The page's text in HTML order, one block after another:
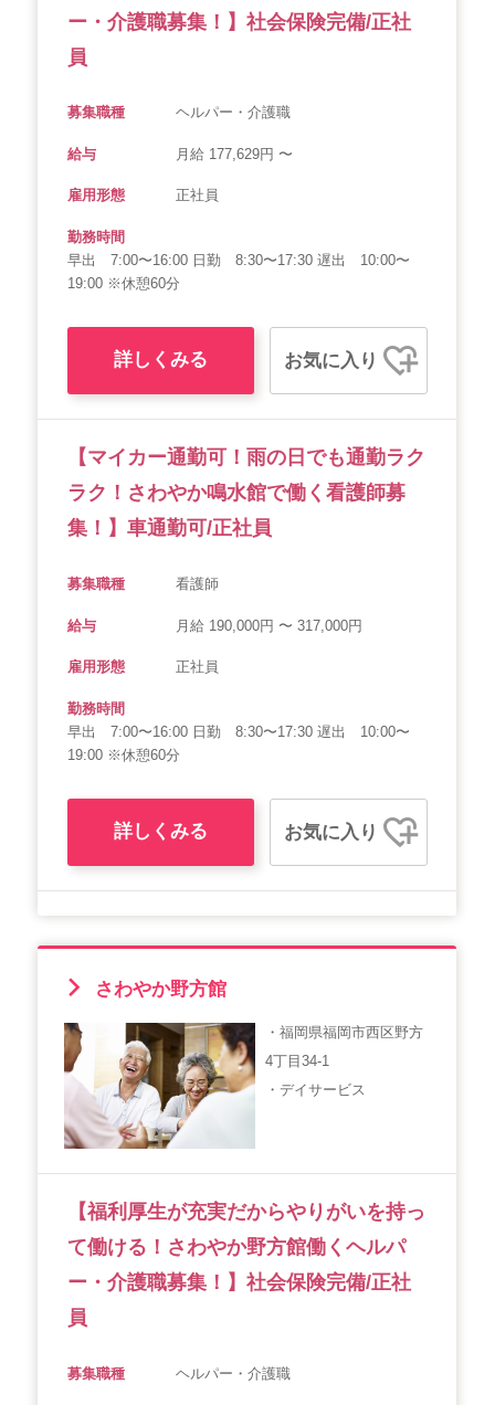
ー・介護職募集！】社会保険完備/正社
員
募集職種 ヘルパー・介護職
給与 月給 177,629円 〜
雇用形態 正社員
勤務時間
早出 7:00〜16:00 日勤 8:30〜17:30 遅出 10:00〜
19:00 ※休憩60分
詳しくみる お気に入り
【マイカー通勤可！雨の日でも通勤ラク
ラク！さわやか鳴水館で働く看護師募
集！】車通勤可/正社員
募集職種 看護師
給与 月給 190,000円 〜 317,000円
雇用形態 正社員
勤務時間
早出 7:00〜16:00 日勤 8:30〜17:30 遅出 10:00〜
19:00 ※休憩60分
詳しくみる お気に入り
さわやか野方館
・福岡県福岡市西区野方
4丁目34-1
・デイサービス
【福利厚生が充実だからやりがいを持っ
て働ける！さわやか野方館働くヘルパ
ー・介護職募集！】社会保険完備/正社
員
募集職種 ヘルパー・介護職